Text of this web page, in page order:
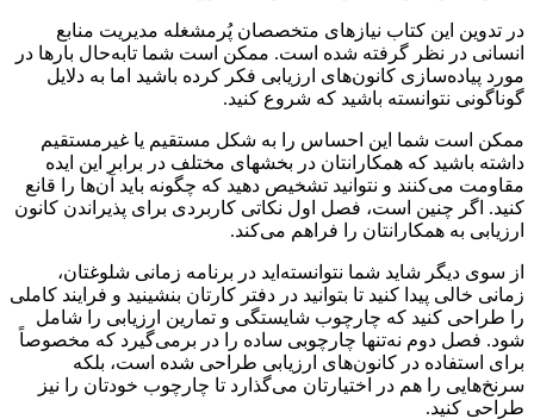
در تدوین این کتاب نیازهای متخصصان پُرمشغله مدیریت منابع
انسانی در نظر گرفته شده است. ممکن است شما تابه‌حال بارها در
مورد پیاده‌سازی کانون‌های ارزیابی فکر کرده باشید اما به دلایل
گوناگونی نتوانسته باشید که شروع کنید.
‌ممکن است شما این احساس را به شکل مستقیم یا غیرمستقیم
داشته باشید که همکارانتان در بخش­های مختلف در برابر این ایده
مقاومت می‌کنند و نتوانید تشخیص دهید که چگونه باید آن‌ها را قانع
کنید. اگر چنین است، فصل اول نکاتی کاربردی برای پذیراندن کانون
ارزیابی به همکارانتان را فراهم می‌کند.
از سوی دیگر شاید شما نتوانسته‌اید در برنامه زمانی شلوغتان،
زمانی خالی پیدا کنید تا بتوانید در دفتر کارتان بنشینید و فرایند کاملی
را طراحی کنید که چارچوب شایستگی و تمارین ارزیابی را شامل
شود. فصل دوم نه‌تنها چارچوبی ساده را در برمی‌گیرد که مخصوصاً
برای استفاده در کانون‌های ارزیابی طراحی شده است، بلکه
سرنخ‌هایی را هم در اختیارتان می‌گذارد تا چارچوب خودتان را نیز
طراحی کنید.